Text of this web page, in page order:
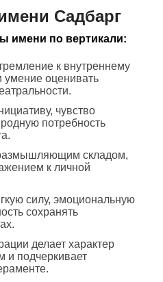
Садбарг
имени по вертикали:
к внутреннему
умение оценивать
чувство
потребность
складом,
к личной
силу, эмоциональную
сохранять
делает характер
и подчеркивает